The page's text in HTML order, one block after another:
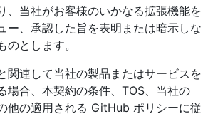
、当社がお客様のいかなる拡張機能を
ー、承認した旨を表明または暗示しな
のとします。
関連して当社の製品またはサービスを
場合、本契約の条件、TOS、当社の
他の適用される GitHub ポリシーに従